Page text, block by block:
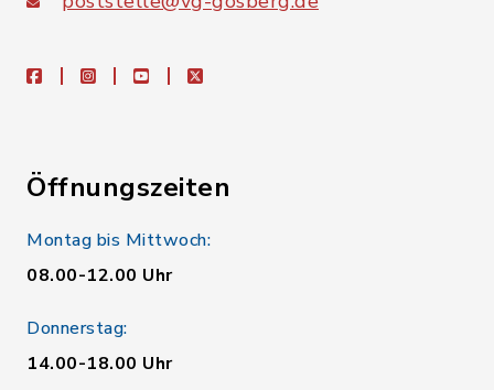
facebookinstagramyoutubeX
Öffnungszeiten
Montag bis Mittwoch:
08.00-12.00 Uhr
Donnerstag:
14.00-18.00 Uhr